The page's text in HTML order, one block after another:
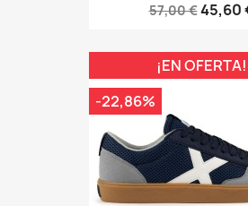
57,00 €45,60
¡EN OFERTA!
-22,86%